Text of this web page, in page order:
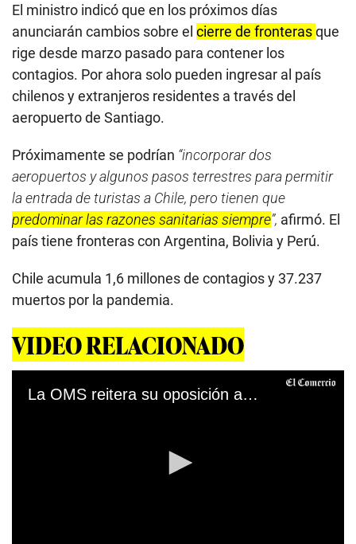
El ministro indicó que en los próximos días
anunciarán cambios sobre el cierre de fronterasque
rige desde marzo pasado para contener los
contagios. Por ahora solo pueden ingresar al país
chilenos y extranjeros residentes a través del
aeropuerto de Santiago.
Próximamente se podrían “incorporar dos
aeropuertos y algunos pasos terrestres para permitir
la entrada de turistas a Chile, pero tienen que
predominar las razones sanitarias siempre”, afirmó. El
país tiene fronteras con Argentina, Bolivia y Perú.
Chile acumula 1,6 millones de contagios y 37.237
muertos por la pandemia.
VIDEO RELACIONADO
La OMS reitera su oposición a las dosis de refuerzo